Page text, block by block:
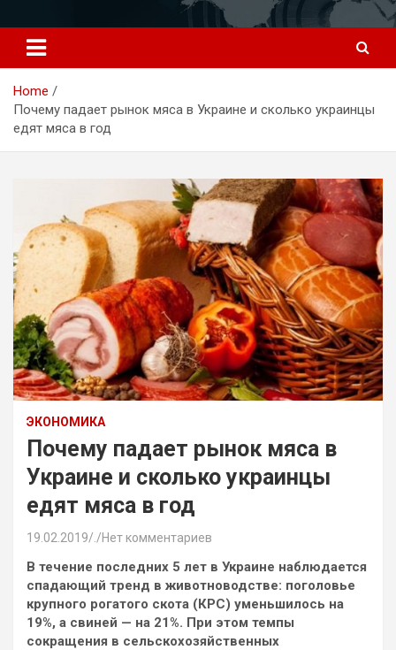
к
содержимому
Home
Почему падает рынок мяса в Украине и сколько украинцы
едят мяса в год
ЭКОНОМИКА
Почему падает рынок мяса в
Украине и сколько украинцы
едят мяса в год
19.02.2019 Нет комментариев
В течение последних 5 лет в Украине наблюдается
спадающий тренд в животноводстве: поголовье
крупного рогатого скота (КРС) уменьшилось на
19%, а свиней — на 21%. При этом темпы
сокращения в сельскохозяйственных